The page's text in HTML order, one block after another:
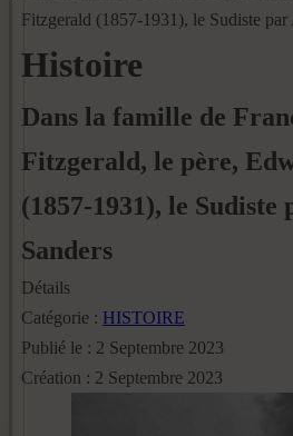
Fitzgerald (1857-1931), le Sudiste par
Histoire
Dans la famille de
Fitzgerald, le père,
(1857-1931), le Sudiste
Sanders
Détails
Catégorie : HISTOIRE
Publié le : 2 Septembre 2023
Création : 2 Septembre 2023